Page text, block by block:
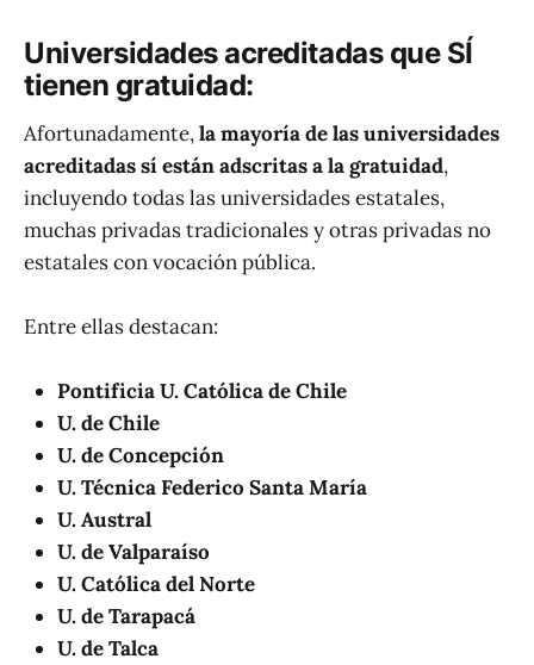
Universidades acreditadas que SÍ
tienen gratuidad:
Afortunadamente,la mayoría de las universidades
acreditadas sí están adscritas a la gratuidad,
incluyendo todas las universidades estatales,
muchas privadas tradicionales y otras privadas no
estatales con vocación pública.
Entre ellas destacan:
Pontificia U. Católica de Chile
U. de Chile
U. de Concepción
U. Técnica Federico Santa María
U. Austral
U. de Valparaíso
U. Católica del Norte
U. de Tarapacá
U. de Talca